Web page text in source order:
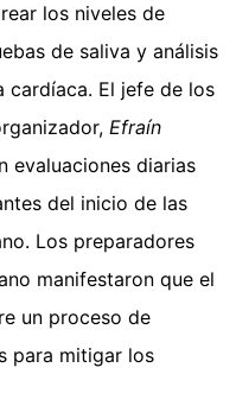
los niveles de
de saliva y análisis
cardíaca. El jefe de los
Efraín
evaluaciones diarias
del inicio de las
Los preparadores
manifestaron que el
un proceso de
para mitigar los